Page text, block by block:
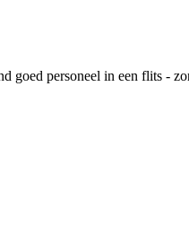
goed personeel in een flits -